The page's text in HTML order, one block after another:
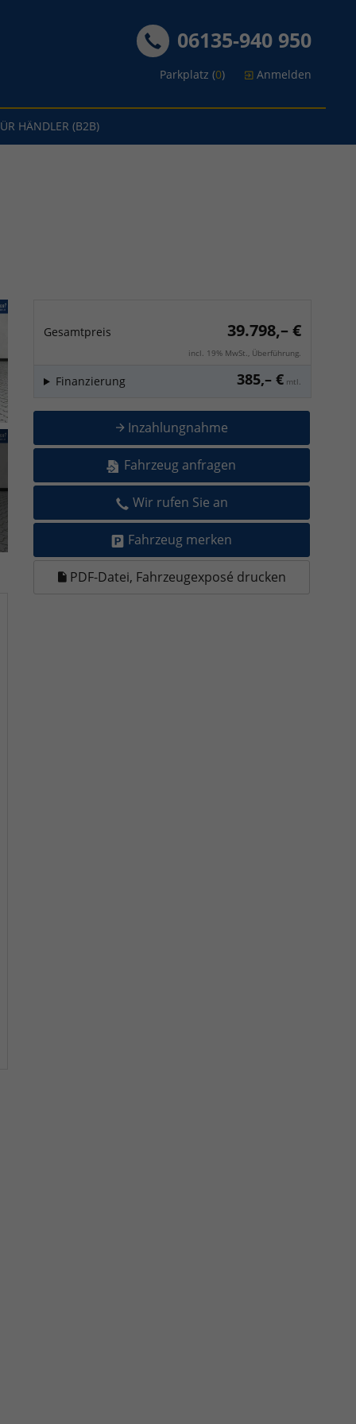
06135-940 950
Parkplatz (0) Anmelden
HÄNDLER (B2B)
Gesamtpreis 39.798,– €
incl. 19% MwSt., Überführung.
385,– € mtl.
Finanzierung
Inzahlungnahme
Fahrzeug anfragen
Wir rufen Sie an
Fahrzeug merken
PDF-Datei, Fahrzeugexposé drucken